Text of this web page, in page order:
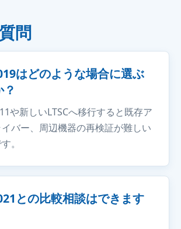
問
はどのような場合に選ぶ
や新しいLTSCへ移行すると既存ア
バー、周辺機器の再検証が難しい
。
との比較相談はできます